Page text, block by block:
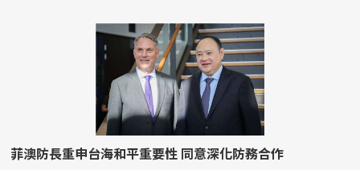
菲澳防長重申台海和平重要性 同意深化防務合作